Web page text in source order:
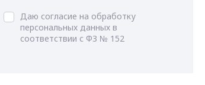
Даю согласие на обработку
персональных данных в
соответствии с ФЗ № 152